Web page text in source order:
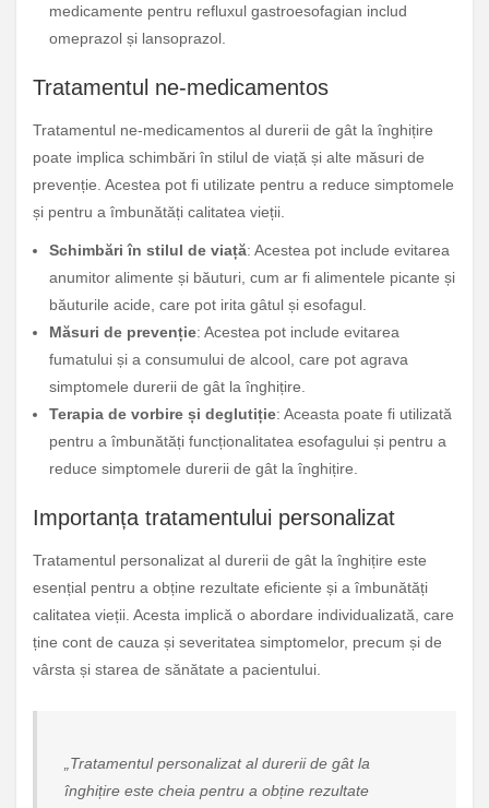
medicamente pentru refluxul gastroesofagian includ
omeprazol și lansoprazol.
Tratamentul ne-medicamentos
Tratamentul ne-medicamentos al durerii de gât la înghițire
poate implica schimbări în stilul de viață și alte măsuri de
prevenție. Acestea pot fi utilizate pentru a reduce simptomele
și pentru a îmbunătăți calitatea vieții.
Schimbări în stilul de viață: Acestea pot include evitarea
anumitor alimente și băuturi, cum ar fi alimentele picante și
băuturile acide, care pot irita gâtul și esofagul.
Măsuri de prevenție: Acestea pot include evitarea
fumatului și a consumului de alcool, care pot agrava
simptomele durerii de gât la înghițire.
Terapia de vorbire și deglutiție: Aceasta poate fi utilizată
pentru a îmbunătăți funcționalitatea esofagului și pentru a
reduce simptomele durerii de gât la înghițire.
Importanța tratamentului personalizat
Tratamentul personalizat al durerii de gât la înghițire este
esențial pentru a obține rezultate eficiente și a îmbunătăți
calitatea vieții. Acesta implică o abordare individualizată, care
ține cont de cauza și severitatea simptomelor, precum și de
vârsta și starea de sănătate a pacientului.
„Tratamentul personalizat al durerii de gât la
înghițire este cheia pentru a obține rezultate